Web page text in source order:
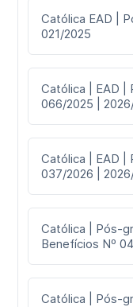
Católica EAD |
021/2025
Católica | EAD |
066/2025 |
Católica | EAD |
037/2026 |
Católica | Pós-
Benefícios Nº
Católica | Pós-